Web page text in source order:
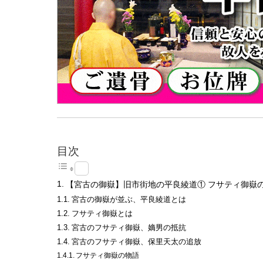
目次
【宮古の御嶽】旧市街地の平良綾道① フサティ御嶽
宮古の御嶽が並ぶ、平良綾道とは
フサティ御嶽とは
宮古のフサティ御嶽、嫡男の抵抗
宮古のフサティ御嶽、保里天太の追放
フサティ御嶽の物語